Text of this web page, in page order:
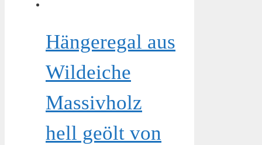
Hängeregal aus
Wildeiche
Massivholz
hell geölt von